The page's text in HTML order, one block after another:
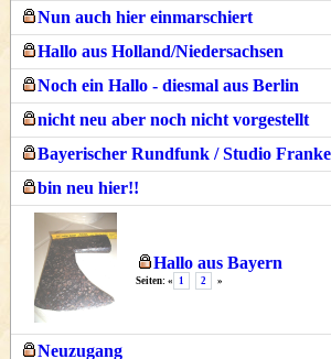
Nun auch hier einmarschiert
Hallo aus Holland/Niedersachsen
Noch ein Hallo - diesmal aus Berlin
nicht neu aber noch nicht vorgestellt
Bayerischer Rundfunk / Studio
bin neu hier!!
Hallo aus Bayern
Seiten: « 1 2 »
Neuzugang